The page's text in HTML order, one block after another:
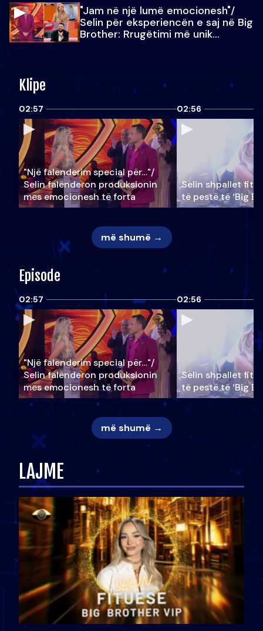
"Jam në një lumë emocionesh"/
Selin për eksperiencën e saj në Big
Brother: Rrugëtimi më unik…
Klipe
02:57
"Një falenderim special për…"/
Selin falënderon produksionin
mes emocionesh të forta
02:56
Selin shpallet
të pestë të ‘Big
më shumë →
Episode
02:57
"Një falenderim special për…"/
Selin falënderon produksionin
mes emocionesh të forta
02:56
Selin shpallet
të pestë të ‘Big
më shumë →
LAJME